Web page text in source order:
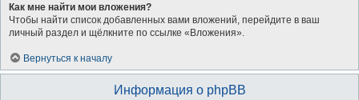
Как мне найти мои вложения?
Чтобы найти список добавленных вами вложений, перейдите в ваш
личный раздел и щёлкните по ссылке «Вложения».
Вернуться к началу
Информация о phpBB